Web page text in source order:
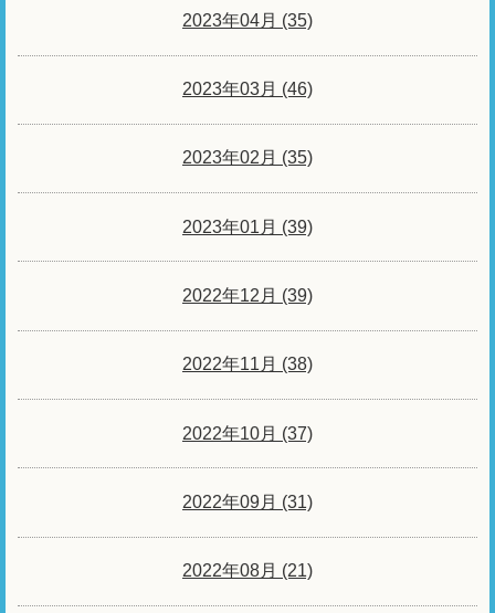
2023年04月 (35)
2023年03月 (46)
2023年02月 (35)
2023年01月 (39)
2022年12月 (39)
2022年11月 (38)
2022年10月 (37)
2022年09月 (31)
2022年08月 (21)